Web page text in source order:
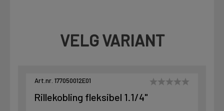
VELG VARIANT
Art.nr. 177050012E01
Rillekobling fleksibel 1.1/4"